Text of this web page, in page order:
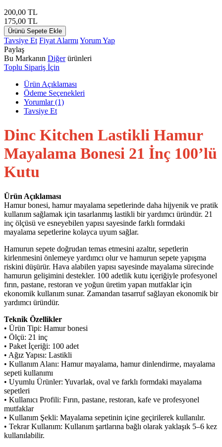
200,00 TL
175,00 TL
Ürünü Sepete Ekle
Tavsiye Et Fiyat Alarmı Yorum Yap
Paylaş
Bu Markanın Diğerürünleri
Toplu Sipariş İçin
Ürün Açıklaması
Ödeme Seçenekleri
Yorumlar (1)
Tavsiye Et
Dinc Kitchen Lastikli Hamur
Mayalama Bonesi 21 İnç 100’lü
Kutu
Ürün Açıklaması
Hamur bonesi, hamur mayalama sepetlerinde daha hijyenik ve pratik
kullanım sağlamak için tasarlanmış lastikli bir yardımcı üründür. 21
inç ölçüsü ve esneyebilen yapısı sayesinde farklı formdaki
mayalama sepetlerine kolayca uyum sağlar.
Hamurun sepete doğrudan temas etmesini azaltır, sepetlerin
kirlenmesini önlemeye yardımcı olur ve hamurun sepete yapışma
riskini düşürür. Hava alabilen yapısı sayesinde mayalama sürecinde
hamurun gelişimini destekler. 100 adetlik kutu içeriğiyle profesyonel
fırın, pastane, restoran ve yoğun üretim yapan mutfaklar için
ekonomik kullanım sunar. Zamandan tasarruf sağlayan ekonomik bir
yardımcı üründür.
Teknik Özellikler
• Ürün Tipi: Hamur bonesi
• Ölçü: 21 inç
• Paket İçeriği: 100 adet
• Ağız Yapısı: Lastikli
• Kullanım Alanı: Hamur mayalama, hamur dinlendirme, mayalama
sepeti kullanımı
• Uyumlu Ürünler: Yuvarlak, oval ve farklı formdaki mayalama
sepetleri
• Kullanıcı Profili: Fırın, pastane, restoran, kafe ve profesyonel
mutfaklar
• Kullanım Şekli: Mayalama sepetinin içine geçirilerek kullanılır.
• Tekrar Kullanım: Kullanım şartlarına bağlı olarak yaklaşık 5–6 kez
kullanılabilir.